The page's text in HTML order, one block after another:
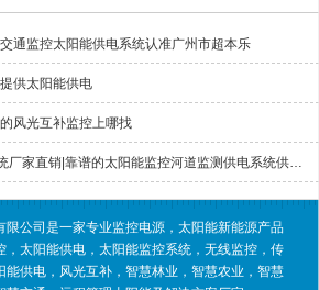
通监控太阳能供电系统认准广州市超本乐
供太阳能供电
风光互补监控上哪找
太阳能河道监测监控供电系统厂家直销|靠谱的太阳能监控河道监测供电系统供应商是哪家
限公司是一家专业监控电源，太阳能新能源产品
，太阳能供电，太阳能监控系统，无线监控，传
能供电，风光互补，智慧林业，智慧农业，智慧